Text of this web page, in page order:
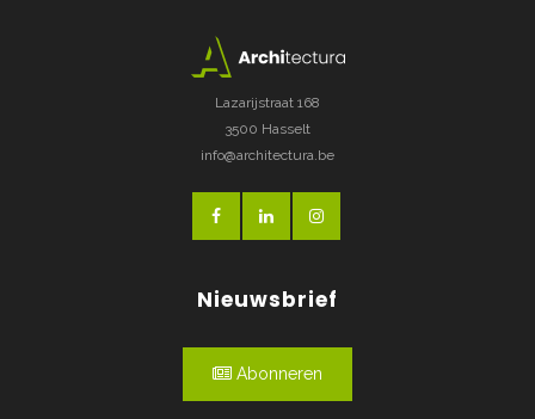
Lazarijstraat 168
3500 Hasselt
info@architectura.be
Nieuwsbrief
Abonneren